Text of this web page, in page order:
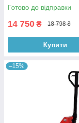
Готово до відправки
14 750 ₴ 18 798 ₴
Купити
–15%